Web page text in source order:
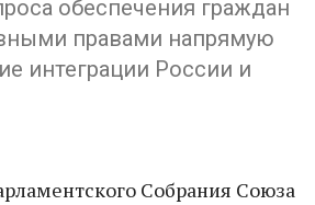
обеспечения граждан
правами напрямую
интеграции России и
Собрания Союза